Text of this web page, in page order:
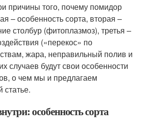
причины того, почему помидор
– особенность сорта, вторая –
столбур (фитоплазмоз), третья –
(«перекос» по
жара, неправильный полив и
случаев будут свои особенности
о чем мы и предлагаем
статье.
особенность сорта